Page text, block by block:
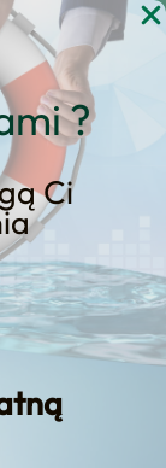
?
Ci